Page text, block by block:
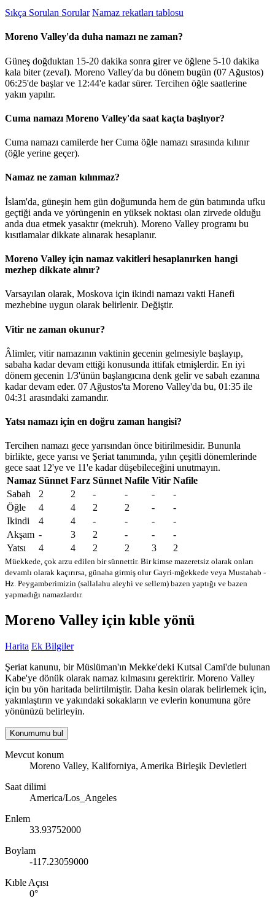
Sıkça Sorulan Sorular Namaz rekatları tablosu
Moreno Valley'da duha namazı ne zaman?
Güneş doğduktan 15-20 dakika sonra girer ve öğlene 5-10 dakika
kala biter (zeval). Moreno Valley'da bu dönem bugün (07 Ağustos)
06:25'de başlar ve 12:44'e kadar sürer. Tercihen öğle saatlerine
yakın yapılır.
Cuma namazı Moreno Valley'da saat kaçta başlıyor?
Cuma namazı camilerde her Cuma öğle namazı sırasında kılınır
(öğle yerine geçer).
Namaz ne zaman kılınmaz?
İslam'da, güneşin hem gün doğumunda hem de gün batımında ufku
geçtiği anda ve yörüngenin en yüksek noktası olan zirvede olduğu
anda dua etmek yasaktır (mekruh). Moreno Valley programı bu
kısıtlamalar dikkate alınarak hesaplanır.
Moreno Valley için namaz vakitleri hesaplanırken hangi
mezhep dikkate alınır?
Varsayılan olarak, Moskova için ikindi namazı vakti Hanefi
mezhebine uygun olarak belirlenir. Değiştir.
Vitir ne zaman okunur?
Âlimler, vitir namazının vaktinin gecenin gelmesiyle başlayıp,
sabaha kadar devam ettiği konusunda ittifak etmişlerdir. En iyi
dönem gecenin 1/3'ünün başlangıcına denk gelir ve sabah ezanına
kadar devam eder. 07 Ağustos'ta Moreno Valley'da bu, 01:35 ile
04:31 arasındaki zamandır.
Yatsı namazı için en doğru zaman hangisi?
Tercihen namazı gece yarısından önce bitirilmesidir. Bununla
birlikte, gece yarısı ve Şeriat tanımında, yılın çeşitli dönemlerinde
gece saat 12'ye ve 11'e kadar düşebileceğini unutmayın.
Namaz Sünnet Farz Sünnet Nafile Vitir Nafile
Sabah
2 2 - - -
-
Öğle
4 4 2 2 -
-
Ikindi
4 4 - - -
-
Akşam - 3 2 - -
-
Yatsı
4 4 2 2 3 2
Müekkede, çok arzu edilen bir sünnettir. Bir kimse mazeretsiz olarak onları
devamlı olarak kaçırırsa, günaha girmiş olur Gayri-mğekkede veya Mustahab -
Hz. Peygamberimizin (sallalahu aleyhi ve sellem) bazen yaptığı ve bazen
yapmadığı namazlardır.
Moreno Valley için kıble yönü
Harita Ek Bilgiler
Şeriat kanunu, bir Müslüman'ın Mekke'deki Kutsal Cami'de bulunan
Kabe'ye dönük olarak namaz kılmasını gerektirir. Moreno Valley
için bu yön haritada belirtilmiştir. Daha kesin olarak belirlemek için,
yakınlaştırın ve yakındaki sokakların ve evlerin konumuna göre
yönünüzü belirleyin.
Konumumu bul
Mevcut konum
Moreno Valley, Kaliforniya, Amerika Birleşik Devletleri
Saat dilimi
America/Los_Angeles
Enlem
33.93752000
Boylam
-117.23059000
Kıble Açısı
0°